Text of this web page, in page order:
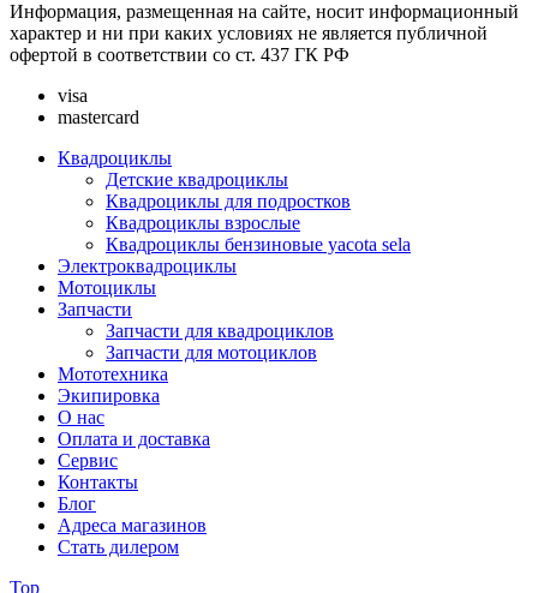
Информация, размещенная на сайте, носит информационный
характер и ни при каких условиях не является публичной
офертой в соответствии со ст. 437 ГК РФ
visa
mastercard
Квадроциклы
Детские квадроциклы
Квадроциклы для подростков
Квадроциклы взрослые
Квадроциклы бензиновые yacota sela
Электроквадроциклы
Мотоциклы
Запчасти
Запчасти для квадроциклов
Запчасти для мотоциклов
Мототехника
Экипировка
О нас
Оплата и доставка
Сервис
Контакты
Блог
Адреса магазинов
Стать дилером
Top